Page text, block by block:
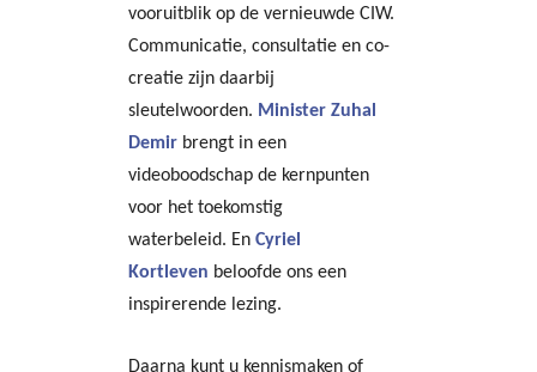
vooruitblik op de vernieuwde CIW.
Communicatie, consultatie en co-
creatie zijn daarbij
sleutelwoorden. Minister Zuhal
Demir brengt in een
videoboodschap de kernpunten
voor het toekomstig
waterbeleid. En Cyriel
Kortleven beloofde ons een
inspirerende lezing.
Daarna kunt u kennismaken of